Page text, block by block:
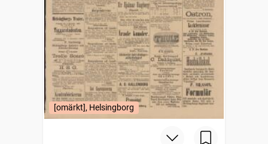
[omärkt], Helsingborg